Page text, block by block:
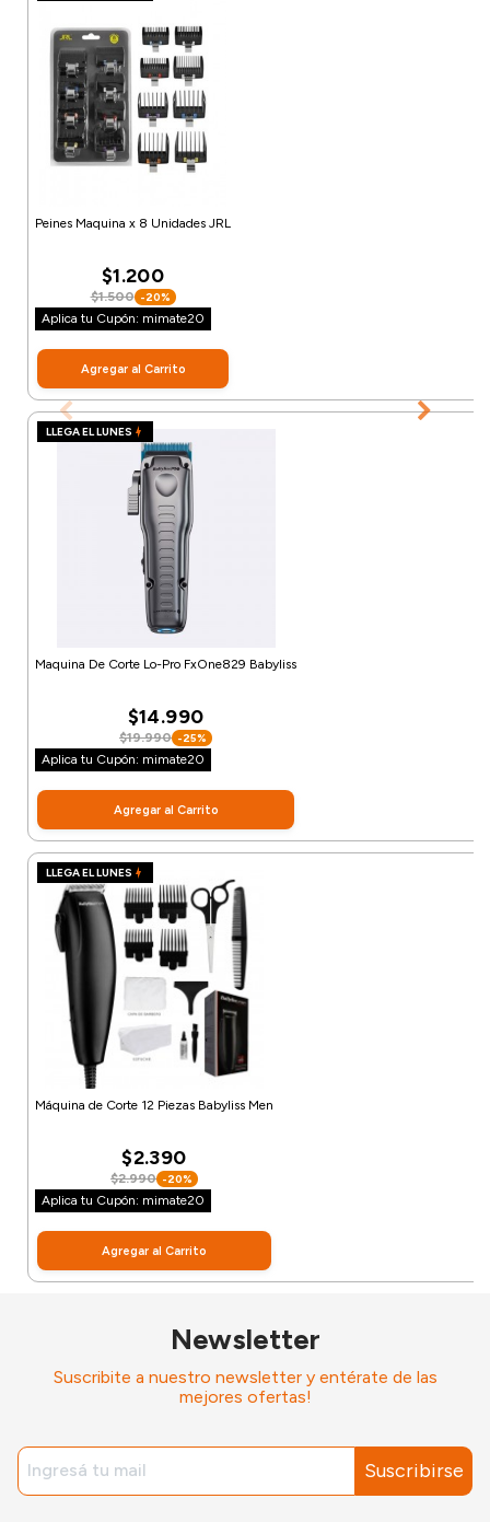
Peines Maquina x 8 Unidades JRL
$1.200
$1.500 -20%
Aplica tu Cupón: mimate20
Agregar al Carrito
LLEGA EL LUNES
Maquina De Corte Lo-Pro FxOne829 Babyliss
$14.990
$19.990 -25%
Aplica tu Cupón: mimate20
Agregar al Carrito
LLEGA EL LUNES
Máquina de Corte 12 Piezas Babyliss Men
$2.390
$2.990 -20%
Aplica tu Cupón: mimate20
Agregar al Carrito
Newsletter
Suscribite a nuestro newsletter y entérate de las
mejores ofertas!
Suscribirse